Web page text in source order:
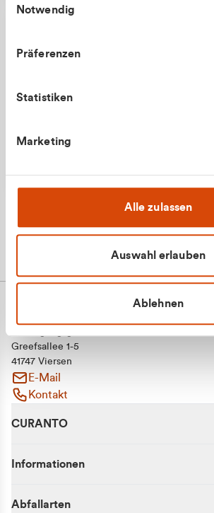
gesammelt haben.
Notwendig
Präferenzen
Statistiken
Marketing
Alle zulassen
Auswahl erlauben
Ablehnen
Greefsallee 1-5
41747 Viersen
E-Mail
Kontakt
CURANTO
Informationen
Abfallarten